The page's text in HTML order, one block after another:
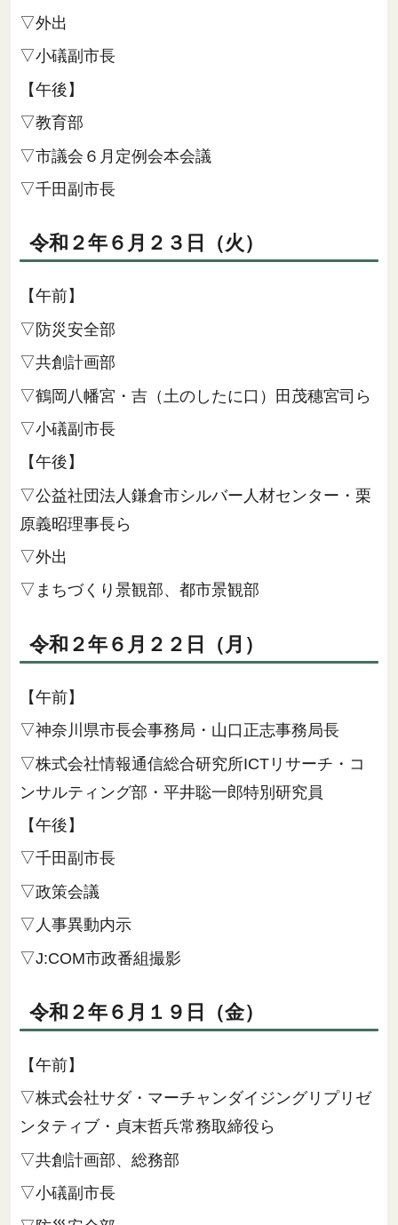
▽外出
▽小礒副市長
【午後】
▽教育部
▽市議会６月定例会本会議
▽千田副市長
令和２年６月２３日（火）
【午前】
▽防災安全部
▽共創計画部
▽鶴岡八幡宮・吉（土のしたに口）田茂穗宮司ら
▽小礒副市長
【午後】
▽公益社団法人鎌倉市シルバー人材センター・栗
原義昭理事長ら
▽外出
▽まちづくり景観部、都市景観部
令和２年６月２２日（月）
【午前】
▽神奈川県市長会事務局・山口正志事務局長
▽株式会社情報通信総合研究所ICTリサーチ・コ
ンサルティング部・平井聡一郎特別研究員
【午後】
▽千田副市長
▽政策会議
▽人事異動内示
▽J:COM市政番組撮影
令和２年６月１９日（金）
【午前】
▽株式会社サダ・マーチャンダイジングリプリゼ
ンタティブ・貞末哲兵常務取締役ら
▽共創計画部、総務部
▽小礒副市長